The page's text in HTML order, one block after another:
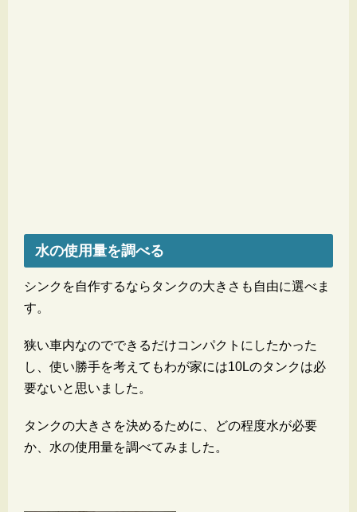
水の使用量を調べる
シンクを自作するならタンクの大きさも自由に選べま
す。
狭い車内なのでできるだけコンパクトにしたかった
し、使い勝手を考えてもわが家には10Lのタンクは必
要ないと思いました。
タンクの大きさを決めるために、どの程度水が必要
か、水の使用量を調べてみました。